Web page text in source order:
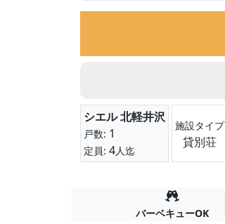
シエル 北軽井沢
戸数: 1
定員: 4人迄
施設タイプ
貸別荘
バーベキューOK